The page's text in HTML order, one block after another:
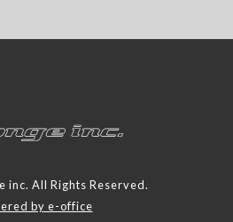
inc. All Rights Reserved.
by e-office